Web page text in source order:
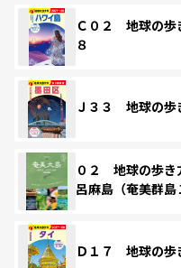
Ｃ０２ 地球の
８
Ｊ３３ 地球の
０２ 地球の歩
呂麻島（奄美群
Ｄ１７ 地球の